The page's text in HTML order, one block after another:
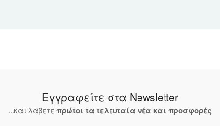
Εγγραφείτε στα Newsletter
...και λάβετε πρώτοι τα τελευταία νέα και προσφορές